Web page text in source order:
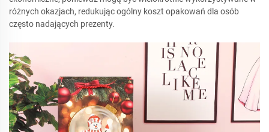
różnych okazjach, redukując ogólny koszt opakowań dla osób
często nadających prezenty.